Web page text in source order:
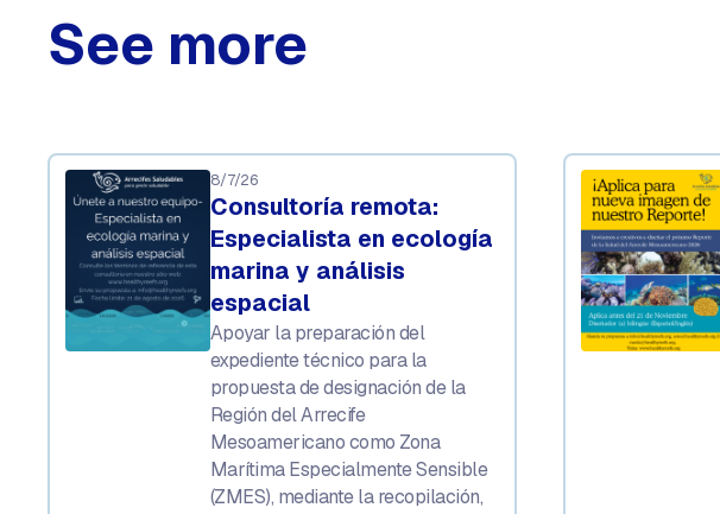
See more
8/7/26
Consultoría remota:
Especialista en ecología
marina y análisis
espacial
Apoyar la preparación del
expediente técnico para la
propuesta de designación de la
Región del Arrecife
Mesoamericano como Zona
Marítima Especialmente Sensible
(ZMES), mediante la recopilación,